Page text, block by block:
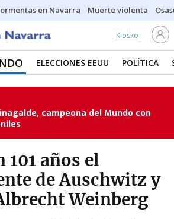
en Navarra Muerte violenta
Kiosko
ELECCIONES EEUU POLÍTICA
campeona del Mundo con
101 años el
de Auschwitz y
Weinberg